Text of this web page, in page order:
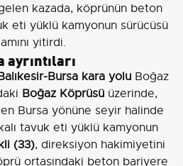
kazada, köprünün beton
eti yüklü kamyonun sürücüsü
yitirdi.
ayrıntıları
Bursa kara yolu Boğaz
Boğaz Köprüsü üzerinde,
Bursa yönüne seyir halinde
tavuk eti yüklü kamyonun
(33), direksiyon hakimiyetini
ortasındaki beton bariyere